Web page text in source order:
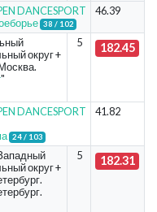
DANCESPORT
38 / 102
46.39
округ +
"
5 182.45
DANCESPORT
24 / 103
41.82
округ +
5 182.31